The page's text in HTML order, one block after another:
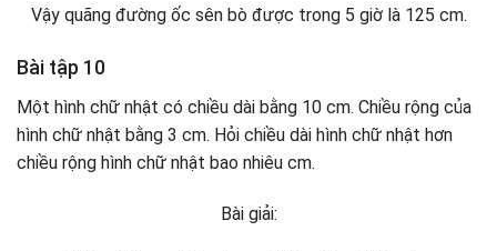
Vậy quãng đường ốc sên bò được trong 5 giờ là 125 cm.
Bài tập 10
Một hình chữ nhật có chiều dài bằng 10 cm. Chiều rộng của
hình chữ nhật bằng 3 cm. Hỏi chiều dài hình chữ nhật hơn
chiều rộng hình chữ nhật bao nhiêu cm.
Bài giải: